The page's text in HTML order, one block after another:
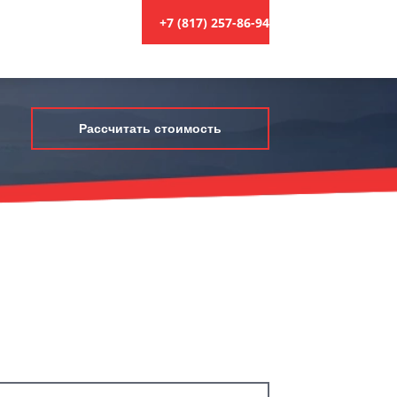
+7 (817) 257-86-94
Рассчитать стоимость